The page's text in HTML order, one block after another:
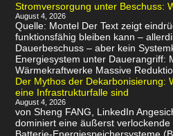
Stromversorgung unter Beschuss:
August 4, 2026
Quelle: Montel Der Text zeigt
funktionsfähig bleiben kann –
Dauerbeschuss – aber kein
Energiesystem unter Dauerangriff:
Wärmekraftwerke Massive
Der Mythos der Dekarbonisierung:
eine Infrastrukturfalle sind
August 4, 2026
von Sheng FANG, LinkedIn
dominiert eine äußerst